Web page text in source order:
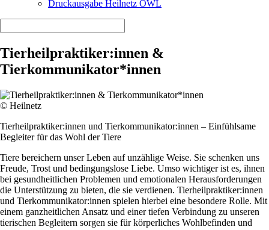
Druckausgabe Heilnetz OWL
Tierheilpraktiker:innen &
Tierkommunikator*innen
© Heilnetz
Tierheilpraktiker:innen und Tierkommunikator:innen – Einfühlsame
Begleiter für das Wohl der Tiere
Tiere bereichern unser Leben auf unzählige Weise. Sie schenken uns
Freude, Trost und bedingungslose Liebe. Umso wichtiger ist es, ihnen
bei gesundheitlichen Problemen und emotionalen Herausforderungen
die Unterstützung zu bieten, die sie verdienen. Tierheilpraktiker:innen
und Tierkommunikator:innen spielen hierbei eine besondere Rolle. Mit
einem ganzheitlichen Ansatz und einer tiefen Verbindung zu unseren
tierischen Begleitern sorgen sie für körperliches Wohlbefinden und